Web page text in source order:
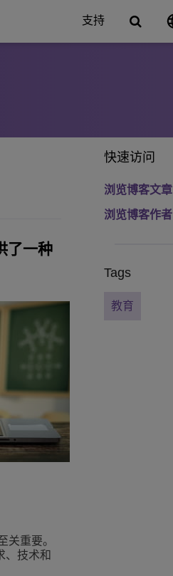
支持
了一种
关重要。
、技术和
快速访问
浏览博客文章
浏览博客作者
Tags
教育